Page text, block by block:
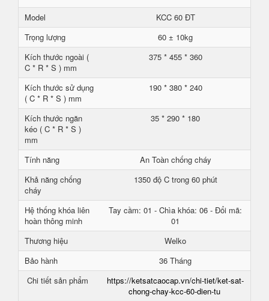
Model
KCC 60 ĐT
Trọng lượng
60 ± 10kg
Kích thước ngoài (
C * R * S ) mm
375 * 455 * 360
Kích thước sử dụng
( C * R * S ) mm
190 * 380 * 240
Kích thước ngăn
kéo ( C * R * S )
mm
35 * 290 * 180
Tính năng
An Toàn chống cháy
Khả năng chống
cháy
1350 độ C trong 60 phút
Hệ thống khóa liên
hoàn thông minh
Tay cầm: 01 - Chìa khóa: 06 - Đổi mã:
01
Thương hiệu
Welko
Bảo hành
36 Tháng
Chi tiết sản phẩm
https://ketsatcaocap.vn/chi-tiet/ket-sat-
chong-chay-kcc-60-dien-tu